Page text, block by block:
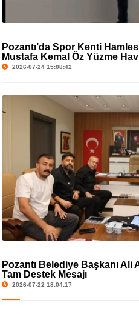
Pozantı’da Spor Kenti
Mustafa Kemal Öz Yüzme
2026-07-24 15:08:42
Pozantı Belediye Başkanı Ali
Tam Destek Mesajı
2026-07-22 18:04:17